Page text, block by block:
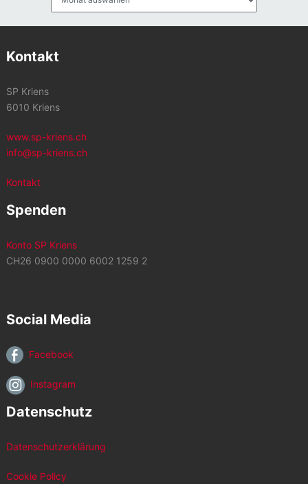
Kontakt
SP Kriens
6010 Kriens
www.sp-kriens.ch
info@sp-kriens.ch
Kontakt
Spenden
Konto SP Kriens
CH26 0900 0000 6002 1259 2
Social Media
Facebook
Instagram
Datenschutz
Datenschutzerklärung
Cookie Policy